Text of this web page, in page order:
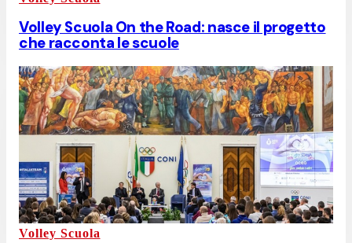
Volley Scuola On the Road: nasce il progetto
che racconta le scuole
Volley Scuola